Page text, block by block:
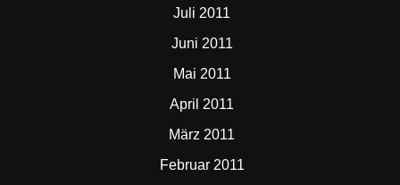
Juli 2011
Juni 2011
Mai 2011
April 2011
März 2011
Februar 2011